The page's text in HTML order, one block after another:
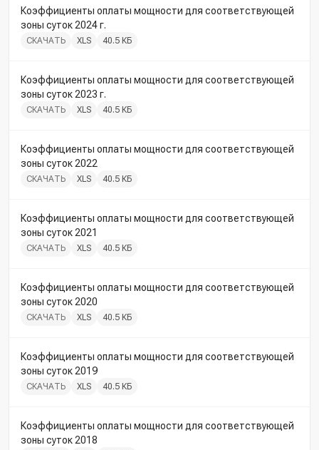
Коэффициенты оплаты мощности для соответствующей
зоны суток 2024 г.
СКАЧАТЬ XLS 40.5 КБ
Коэффициенты оплаты мощности для соответствующей
зоны суток 2023 г.
СКАЧАТЬ XLS 40.5 КБ
Коэффициенты оплаты мощности для соответствующей
зоны суток 2022
СКАЧАТЬ XLS 40.5 КБ
Коэффициенты оплаты мощности для соответствующей
зоны суток 2021
СКАЧАТЬ XLS 40.5 КБ
Коэффициенты оплаты мощности для соответствующей
зоны суток 2020
СКАЧАТЬ XLS 40.5 КБ
Коэффициенты оплаты мощности для соответствующей
зоны суток 2019
СКАЧАТЬ XLS 40.5 КБ
Коэффициенты оплаты мощности для соответствующей
зоны суток 2018